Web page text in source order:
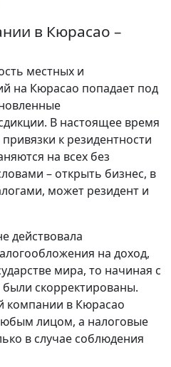
в Кюрасао –
местных и
на Кюрасао попадает под
В настоящее время
к резидентности
на всех без
– открыть бизнес, в
может резидент и
действовала
на доход,
мира, то начиная с
скорректированы.
компании в Кюрасао
лицом, а налоговые
в случае соблюдения